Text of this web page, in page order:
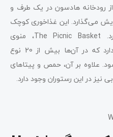
از رودخانه هادسون در یک طرف و
می‌گذارد. این غذاخوری کوچک
در نزدیکی میدان تایمز قرار دارد. The Picnic Basket، منوی
مدیترانه‌ای، آسیایی و ایتالیایی دارد که در آن‌ها بیش از 20 نوع
علاوه بر آن، حمص و پیتاهای
در این رستوران وجود دارد.